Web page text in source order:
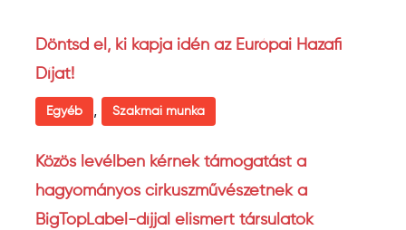
Döntsd el, ki kapja idén az Európai Hazafi
Díjat!
Egyéb Szakmai munka
Közös levélben kérnek támogatást a
hagyományos cirkuszművészetnek a
BigTopLabel-díjjal elismert társulatok